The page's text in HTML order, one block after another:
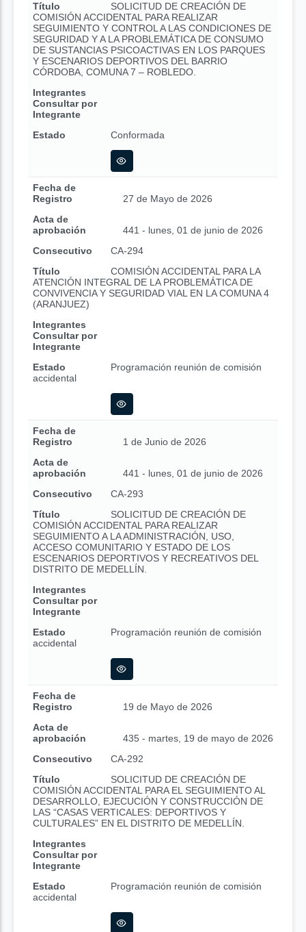
Título
SOLICITUD DE CREACIÓN DE
COMISIÓN ACCIDENTAL PARA REALIZAR
SEGUIMIENTO Y CONTROL A LAS CONDICIONES DE
SEGURIDAD Y A LA PROBLEMÁTICA DE CONSUMO
DE SUSTANCIAS PSICOACTIVAS EN LOS PARQUES
Y ESCENARIOS DEPORTIVOS DEL BARRIO
CÓRDOBA, COMUNA 7 – ROBLEDO.
Integrantes
Consultar por
Integrante
Estado
Conformada
Fecha de
Registro
27 de Mayo de 2026
Acta de
aprobación
441 - lunes, 01 de junio de 2026
Consecutivo
CA-294
Título
COMISIÓN ACCIDENTAL PARA LA
ATENCIÓN INTEGRAL DE LA PROBLEMÁTICA DE
CONVIVENCIA Y SEGURIDAD VIAL EN LA COMUNA 4
(ARANJUEZ)
Integrantes
Consultar por
Integrante
Estado
Programación reunión de comisión
accidental
Fecha de
Registro
1 de Junio de 2026
Acta de
aprobación
441 - lunes, 01 de junio de 2026
Consecutivo
CA-293
Título
SOLICITUD DE CREACIÓN DE
COMISIÓN ACCIDENTAL PARA REALIZAR
SEGUIMIENTO A LA ADMINISTRACIÓN, USO,
ACCESO COMUNITARIO Y ESTADO DE LOS
ESCENARIOS DEPORTIVOS Y RECREATIVOS DEL
DISTRITO DE MEDELLÍN.
Integrantes
Consultar por
Integrante
Estado
Programación reunión de comisión
accidental
Fecha de
Registro
19 de Mayo de 2026
Acta de
aprobación
435 - martes, 19 de mayo de 2026
Consecutivo
CA-292
Título
SOLICITUD DE CREACIÓN DE
COMISIÓN ACCIDENTAL PARA EL SEGUIMIENTO AL
DESARROLLO, EJECUCIÓN Y CONSTRUCCIÓN DE
LAS “CASAS VERTICALES: DEPORTIVOS Y
CULTURALES” EN EL DISTRITO DE MEDELLÍN.
Integrantes
Consultar por
Integrante
Estado
Programación reunión de comisión
accidental